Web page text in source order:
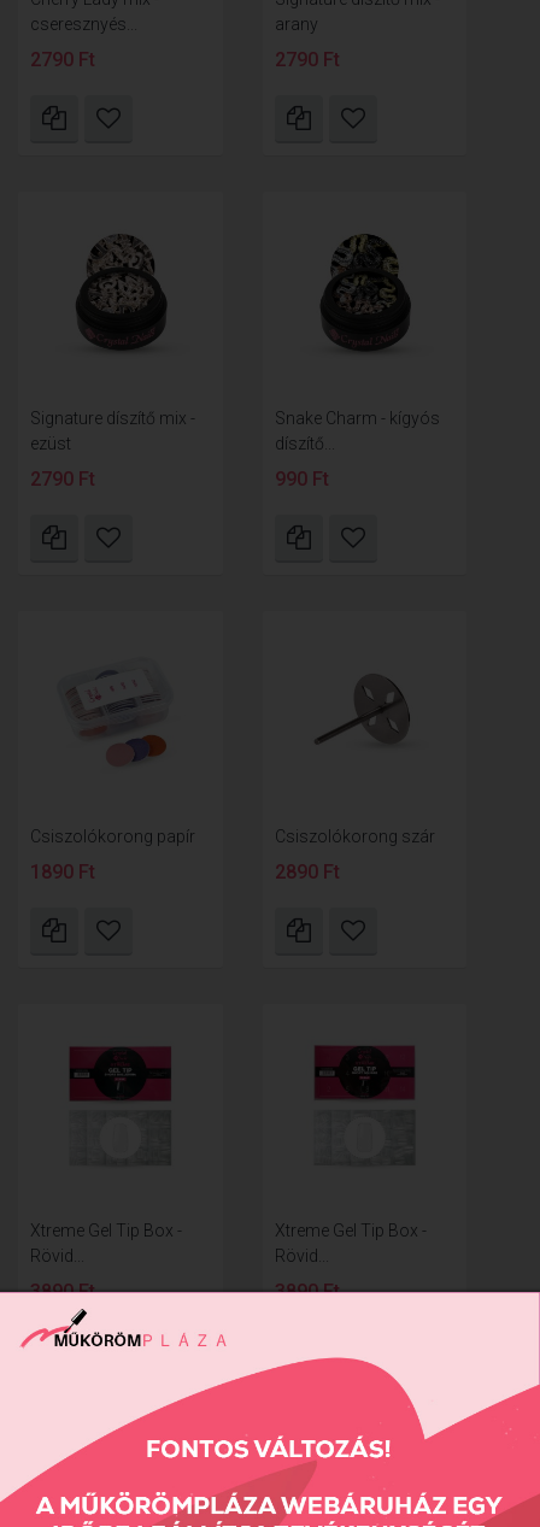
cseresznyés...
2790 Ft
arany
2790 Ft
Signature díszítő mix -
ezüst
2790 Ft
Snake Charm - kígyós
díszítő...
990 Ft
Csiszolókorong papír
1890 Ft
Csiszolókorong szár
2890 Ft
Xtreme Gel Tip Box -
Rövid...
3890 Ft
Xtreme Gel Tip Box -
Rövid...
3890 Ft